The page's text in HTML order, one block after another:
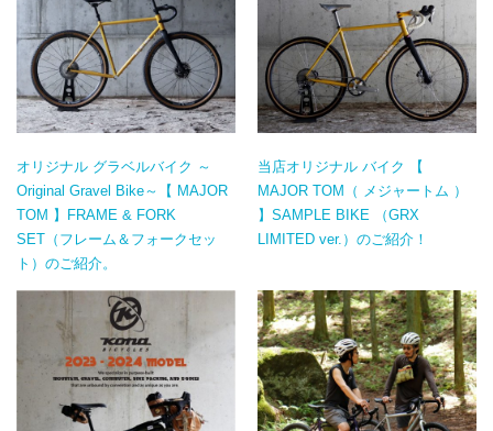
オリジナル グラベルバイク ～
Original Gravel Bike～【 MAJOR
TOM 】FRAME & FORK
SET（フレーム＆フォークセッ
ト）のご紹介。
当店オリジナル バイク 【
MAJOR TOM（ メジャートム ）
】SAMPLE BIKE （GRX
LIMITED ver.）のご紹介！